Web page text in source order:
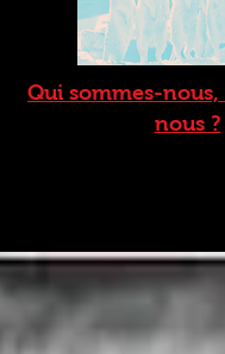
Qui sommes-
nous ?